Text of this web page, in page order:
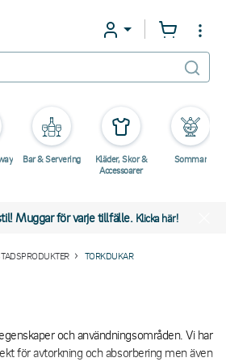
Bar & Servering
Kläder, Skor &
Accessoarer
Sommar
Muggar för varje tillfälle. Klicka här!
TORKDUKAR
och användningsområden. Vi har
för avtorkning och absorbering men även